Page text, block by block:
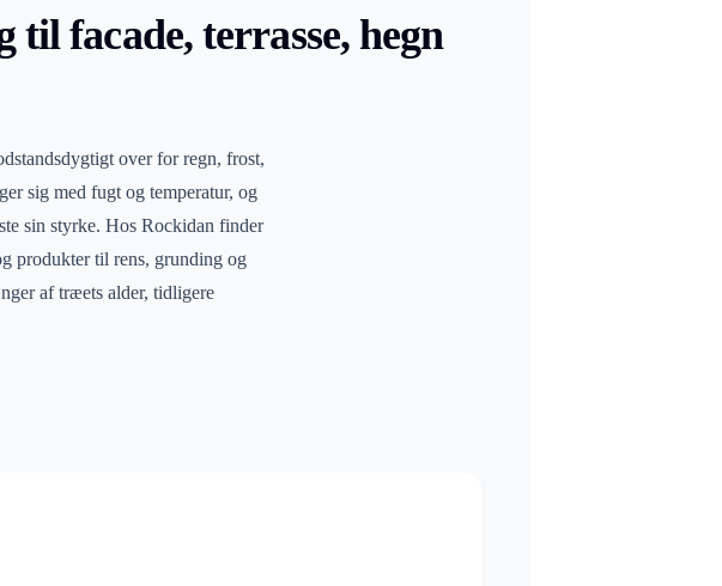
facade, terrasse, hegn
over for regn, frost,
sig med fugt og temperatur, og
sin styrke. Hos Rockidan finder
produkter til rens, grunding og
af træets alder, tidligere